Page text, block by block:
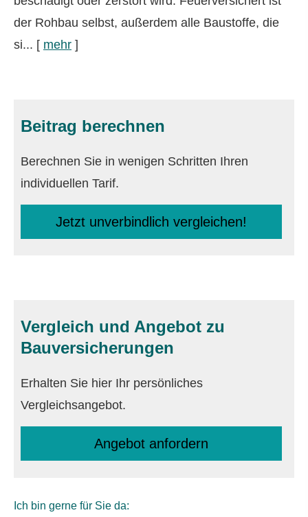
der Rohbau selbst, außerdem alle Baustoffe, die
si... [ mehr ]
Beitrag berechnen
Berechnen Sie in wenigen Schritten Ihren
individuellen Tarif.
Jetzt unverbindlich ver­gleichen!
Vergleich und Angebot zu
Bauversicherungen
Erhalten Sie hier Ihr persönliches
Vergleichsangebot.
An­ge­bot an­for­dern
Ich bin gerne für Sie da: